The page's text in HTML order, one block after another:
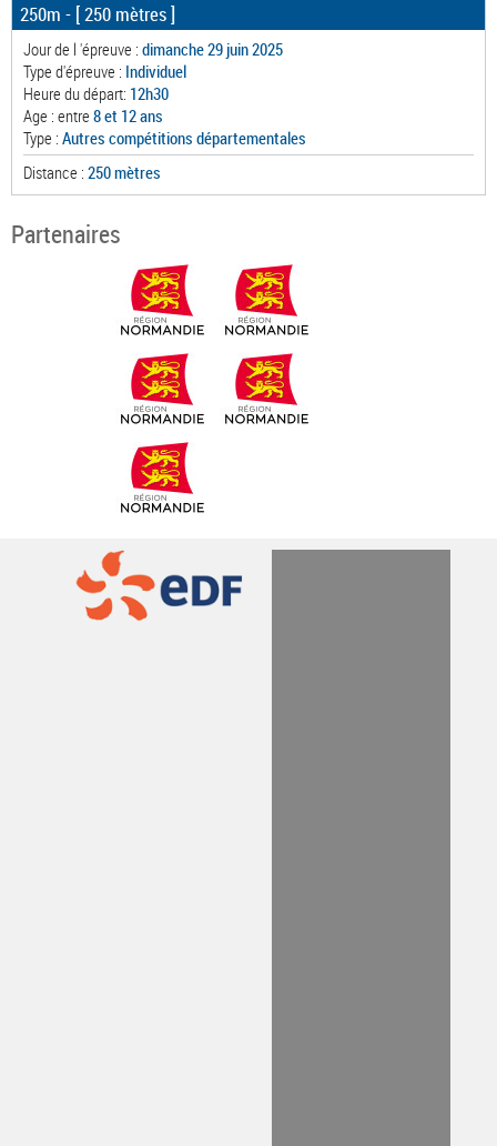
250m - [ 250 mètres ]
Jour de l 'épreuve : dimanche 29 juin 2025
Type d'épreuve : Individuel
Heure du départ: 12h30
Age : entre 8 et 12 ans
Type : Autres compétitions départementales
Distance : 250 mètres
Partenaires